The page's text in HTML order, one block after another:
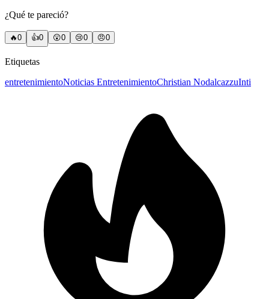
¿Qué te pareció?
🔥0 👍0 😲0 😢0 😠0
Etiquetas
entretenimientoNoticias EntretenimientoChristian NodalcazzuInti